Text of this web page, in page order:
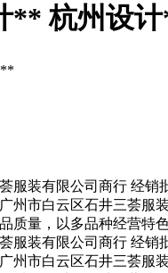
** 杭州设
服装有限公司商行 经
州市白云区石井三荟服
质量，以多品种经营特
服装有限公司商行 经
州市白云区石井三荟服